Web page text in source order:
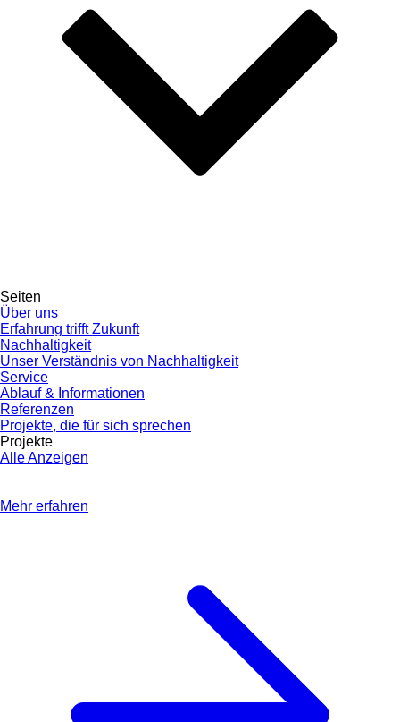
Seiten
Über uns
Erfahrung trifft Zukunft
Nachhaltigkeit
Unser Verständnis von Nachhaltigkeit
Service
Ablauf & Informationen
Referenzen
Projekte, die für sich sprechen
Projekte
Alle Anzeigen
Mehr erfahren